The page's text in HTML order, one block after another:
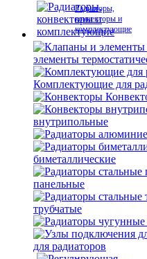
Радиаторы,
конвекторы и
комплектующие
элементы
Комплектующие для
внутрипольные
биметаллические
панельные
трубчатые
для радиаторов